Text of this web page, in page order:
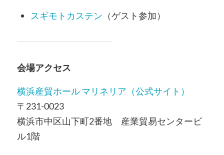
スギモトカステン （ゲスト参加）
会場アクセス
横浜産貿ホール マリネリア（公式サイト）
〒231-0023
横浜市中区山下町2番地 産業貿易センタービ
ル1階